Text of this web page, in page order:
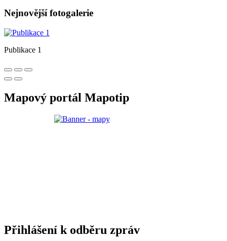
Nejnovější fotogalerie
Publikace 1
Mapový portál Mapotip
Přihlášení k odběru zpráv